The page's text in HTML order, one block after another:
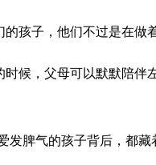
的孩子，他们不过是在做
时候，父母可以默默陪伴